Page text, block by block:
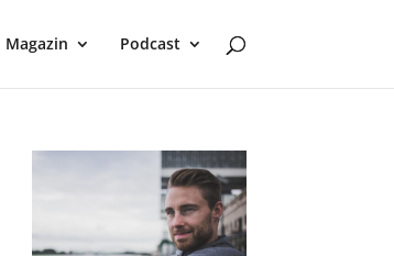
Magazin Podcast